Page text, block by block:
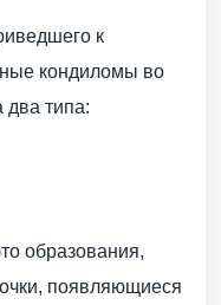
к
кондиломы во
два типа:
образования,
появляющиеся